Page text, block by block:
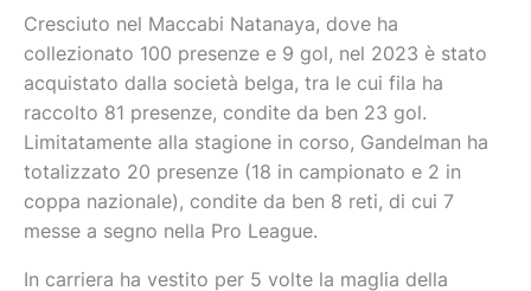
Cresciuto nel Maccabi Natanaya, dove ha
collezionato 100 presenze e 9 gol, nel 2023 è stato
acquistato dalla società belga, tra le cui fila ha
raccolto 81 presenze, condite da ben 23 gol.
Limitatamente alla stagione in corso, Gandelman ha
totalizzato 20 presenze (18 in campionato e 2 in
coppa nazionale), condite da ben 8 reti, di cui 7
messe a segno nella Pro League.
In carriera ha vestito per 5 volte la maglia della